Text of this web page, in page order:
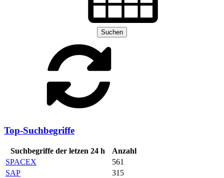
Suchen
Top-Suchbegriffe
Suchbegriffe der letzen 24 h
Anzahl
SPACEX
561
SAP
315